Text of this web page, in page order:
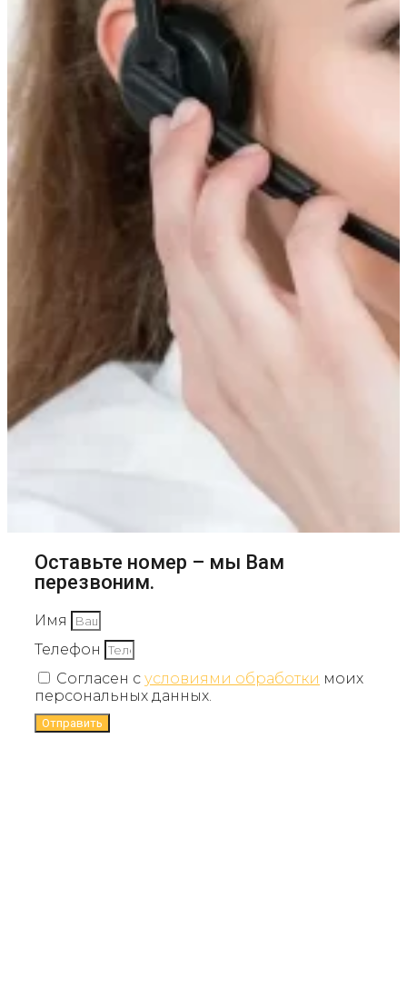
Оставьте номер – мы Вам
перезвоним.
Имя
Телефон
Согласен с условиями обработки моих
персональных данных.
Отправить